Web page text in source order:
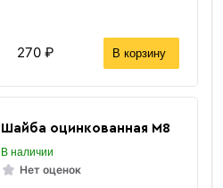
270 ₽ В корзину
Шайба оцинкованная М8
В наличии
Нет оценок